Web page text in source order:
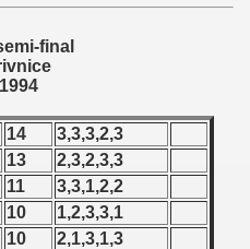
final
14
3,3,3,2,3
13
2,3,2,3,3
11
3,3,1,2,2
10
1,2,3,3,1
10
2,1,3,1,3